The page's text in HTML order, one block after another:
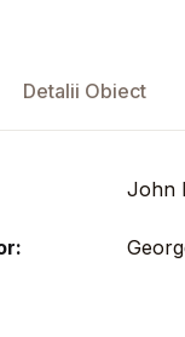
Detalii Obiect
John